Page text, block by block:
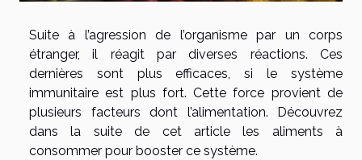
Suite à l’agression de l’organisme par un corps
étranger, il réagit par diverses réactions. Ces
dernières sont plus efficaces, si le système
immunitaire est plus fort. Cette force provient de
plusieurs facteurs dont l’alimentation. Découvrez
dans la suite de cet article les aliments à
consommer pour booster ce système.